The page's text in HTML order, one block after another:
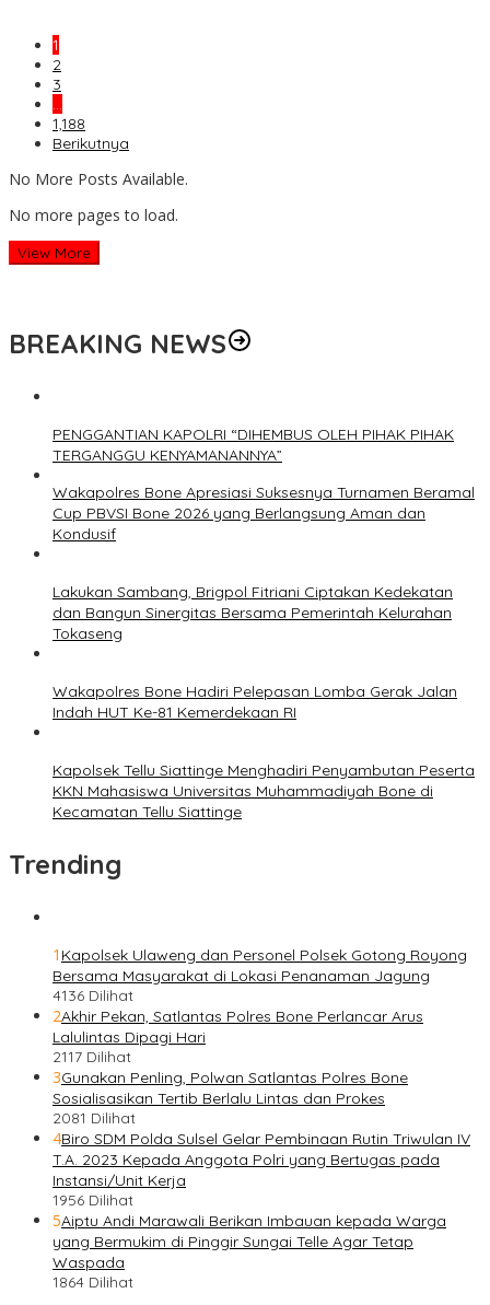
1
2
3
…
1,188
Berikutnya
No More Posts Available.
No more pages to load.
View More
BREAKING NEWS
PENGGANTIAN KAPOLRI “DIHEMBUS OLEH PIHAK PIHAK
TERGANGGU KENYAMANANNYA”
Wakapolres Bone Apresiasi Suksesnya Turnamen Beramal
Cup PBVSI Bone 2026 yang Berlangsung Aman dan
Kondusif
Lakukan Sambang, Brigpol Fitriani Ciptakan Kedekatan
dan Bangun Sinergitas Bersama Pemerintah Kelurahan
Tokaseng
Wakapolres Bone Hadiri Pelepasan Lomba Gerak Jalan
Indah HUT Ke-81 Kemerdekaan RI
Kapolsek Tellu Siattinge Menghadiri Penyambutan Peserta
KKN Mahasiswa Universitas Muhammadiyah Bone di
Kecamatan Tellu Siattinge
Trending
1 Kapolsek Ulaweng dan Personel Polsek Gotong Royong
Bersama Masyarakat di Lokasi Penanaman Jagung
4136 Dilihat
2Akhir Pekan, Satlantas Polres Bone Perlancar Arus
Lalulintas Dipagi Hari
2117 Dilihat
3Gunakan Penling, Polwan Satlantas Polres Bone
Sosialisasikan Tertib Berlalu Lintas dan Prokes
2081 Dilihat
4Biro SDM Polda Sulsel Gelar Pembinaan Rutin Triwulan IV
T.A. 2023 Kepada Anggota Polri yang Bertugas pada
Instansi/Unit Kerja
1956 Dilihat
5Aiptu Andi Marawali Berikan Imbauan kepada Warga
yang Bermukim di Pinggir Sungai Telle Agar Tetap
Waspada
1864 Dilihat